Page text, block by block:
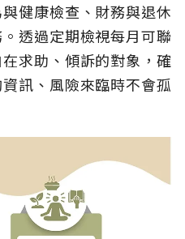
健康檢查、財務與退休
透過定期檢視每月可聯
求助、傾訴的對象，確
訊、風險來臨時不會孤